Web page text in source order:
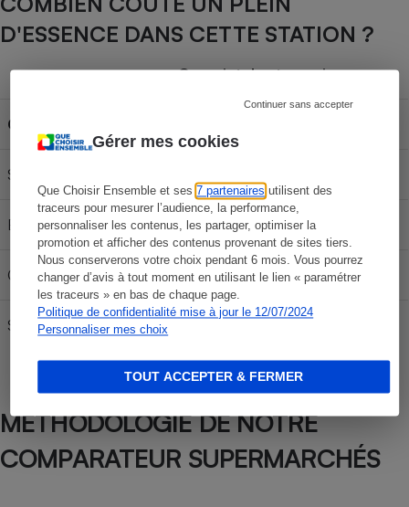
Gérer mes cookies
Que Choisir Ensemble et ses7 partenaires utilisent des
traceurs pour mesurer l’audience, la performance,
personnaliser les contenus, les partager, optimiser la
promotion et afficher des contenus provenant de sites tiers.
Nous conserverons votre choix pendant 6 mois. Vous pourrez
changer d’avis à tout moment en utilisant le lien « paramétrer
les traceurs » en bas de chaque page.
Politique de confidentialité mise à jour le 12/07/2024
Personnaliser mes choix
Continuer sans accepter
TOUT ACCEPTER & FERMER
D'ESSENCE DANS CETTE STATION ?
Capacité du réservoir
Carburant
SP 95-E10
E85 23,97 € 39,95 € 55,93 €
Gazole 61,62 € 102,70 € 143,78 €
SP95 56,97 € 94,95 €
MÉTHODOLOGIE DE NOTRE
COMPARATEUR SUPERMARCHÉS